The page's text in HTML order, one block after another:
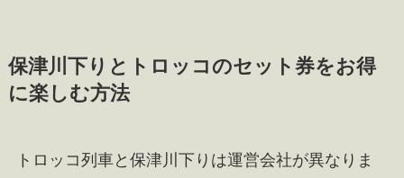
保津川下りとトロッコのセット券をお得
に楽しむ方法
トロッコ列車と保津川下りは運営会社が異なりま